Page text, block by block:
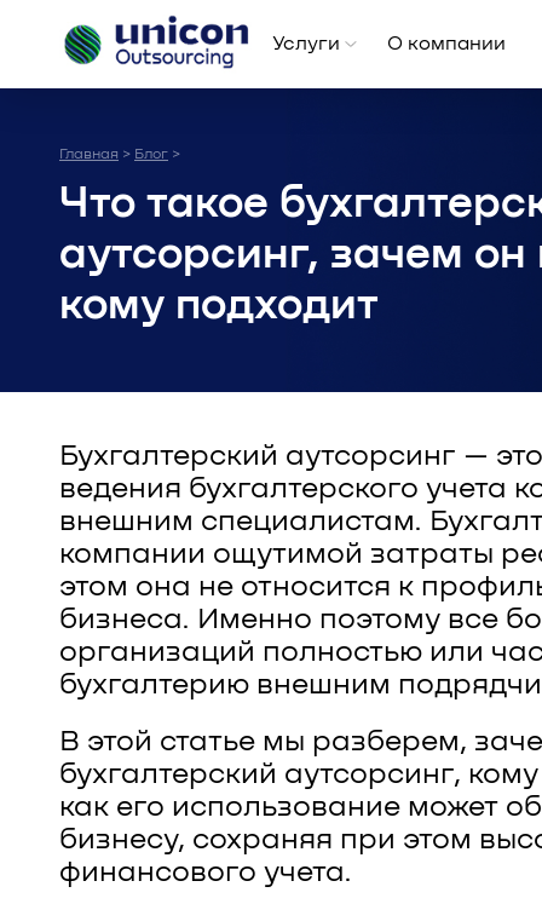
Услуги О компании
Главная > Блог >
Что такое
аутсорсинг, зачем
кому подходит
Бухгалтерский аутсорсинг —
ведения бухгалтерского учета
внешним специалистам.
компании ощутимой затраты
этом она не относится к
бизнеса. Именно поэтому все
организаций полностью или
бухгалтерию внешним
В этой статье мы разберем,
бухгалтерский аутсорсинг,
как его использование может
бизнесу, сохраняя при этом
финансового учета.